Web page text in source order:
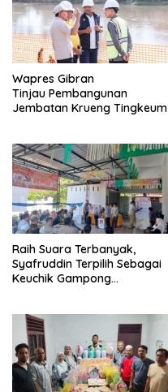
Wapres Gibran
Tinjau Pembangunan
Jembatan Krueng Tingkeum
Raih Suara Terbanyak,
Syafruddin Terpilih Sebagai
Keuchik Gampong